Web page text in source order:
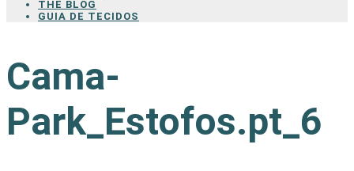
THE BLOG
GUIA DE TECIDOS
Cama-
Park_Estofos.pt_6